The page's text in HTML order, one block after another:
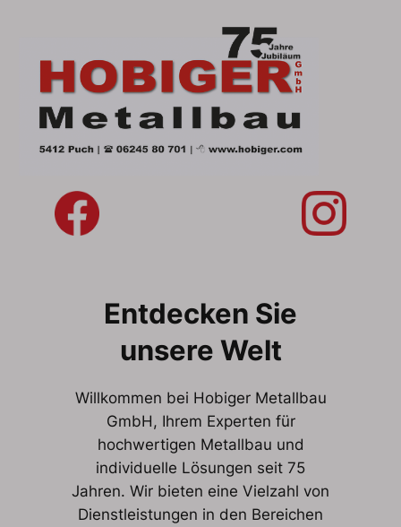
springen
Entdecken Sie
unsere Welt
Willkommen bei Hobiger Metallbau
GmbH, Ihrem Experten für
hochwertigen Metallbau und
individuelle Lösungen seit 75
Jahren. Wir bieten eine Vielzahl von
Dienstleistungen in den Bereichen